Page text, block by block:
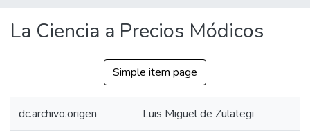
La Ciencia a Precios Módicos
Simple item page
dc.archivo.origen Luis Miguel de Zulategi